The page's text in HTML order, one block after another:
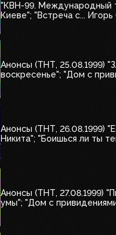
"КВН-99. Международный
Киеве"; "Встреча с... Игорь
Анонсы (ТНТ, 25.08.1999)
воскресенье"; "Дом с
Анонсы (ТНТ, 26.08.1999)
Никита"; "Боишься ли ты
Анонсы (ТНТ, 27.08.1999)
умы"; "Дом с